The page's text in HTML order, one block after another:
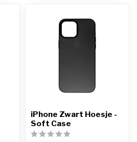
iPhone Zwart Hoesje -
Soft Case